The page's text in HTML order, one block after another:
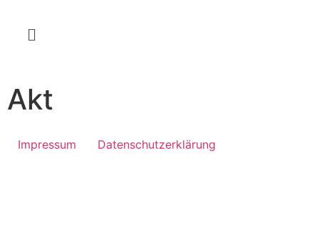
Akt
Impressum Datenschutzerklärung